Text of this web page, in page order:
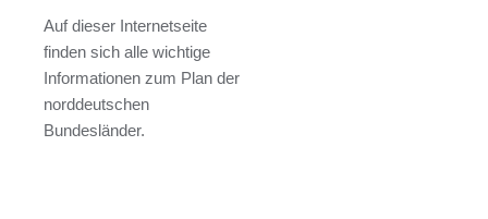
Auf dieser Internetseite
finden sich alle wichtige
Informationen zum Plan der
norddeutschen
Bundesländer.